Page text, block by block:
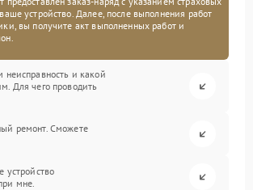
устройство. Далее, после выполнения работ
вы получите акт выполненных работ и
и какой
Для чего проводить
ремонт. Сможете
устройство
мне.